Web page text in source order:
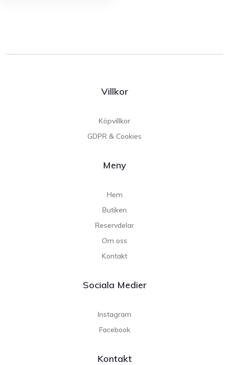
Villkor
Köpvillkor
GDPR & Cookies
Meny
Hem
Butiken
Reservdelar
Om oss
Kontakt
Sociala Medier
Instagram
Facebook
Kontakt